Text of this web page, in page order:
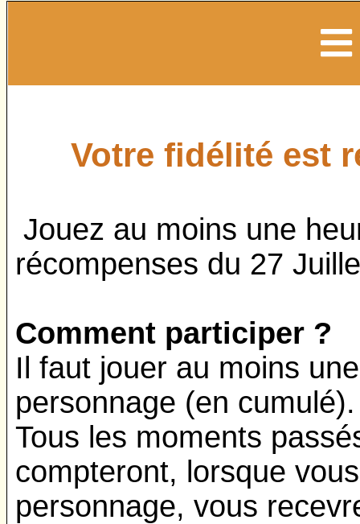
Votre fidélité est
Jouez au moins une
récompenses du 27
Comment participer ?
Il faut jouer au moins
personnage (en cumulé).
Tous les moments
compteront, lorsque
personnage, vous